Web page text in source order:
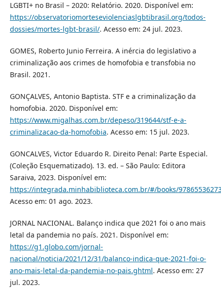
LGBTI+ no Brasil – 2020: Relatório. 2020. Disponível em:
https://observatoriomorteseviolenciaslgbtibrasil.org/todos-
dossies/mortes-lgbt-brasil/. Acesso em: 24 jul. 2023.
GOMES, Roberto Junio Ferreira. A inércia do legislativo a
criminalização aos crimes de homofobia e transfobia no
Brasil. 2021.
GONÇALVES, Antonio Baptista. STF e a criminalização da
homofobia. 2020. Disponível em:
https://www.migalhas.com.br/depeso/319644/stf-e-a-
criminalizacao-da-homofobia. Acesso em: 15 jul. 2023.
GONCALVES, Victor Eduardo R. Direito Penal: Parte Especial.
(Coleção Esquematizado). 13. ed. – São Paulo: Editora
Saraiva, 2023. Disponível em:
https://integrada.minhabiblioteca.com.br/#/books/
Acesso em: 01 ago. 2023.
JORNAL NACIONAL. Balanço indica que 2021 foi o ano mais
letal da pandemia no país. 2021. Disponível em:
https://g1.globo.com/jornal-
nacional/noticia/2021/12/31/balanco-indica-que-2021-foi-o-
ano-mais-letal-da-pandemia-no-pais.ghtml. Acesso em: 27
jul. 2023.